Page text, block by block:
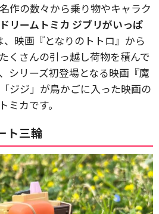
作の数々から乗り物やキャラク
ドリームトミカ ジブリがいっぱ
、映画『となりのトトロ』から
くさんの引っ越し荷物を積んで
シリーズ初登場となる映画『魔
ジジ」が鳥かごに入った映画の
ミカです。
ト三輪